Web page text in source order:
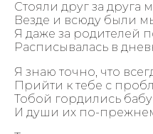
Стояли друг за друга
Везде и всюду были
Я даже за родителей
Расписывалась в
Я знаю точно, что
Прийти к тебе с
Тобой гордились
И души их по-